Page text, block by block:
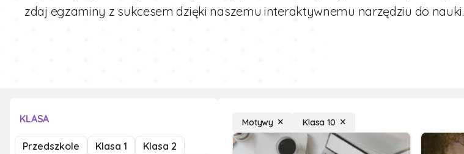
zdaj egzaminy z sukcesem dzięki naszemu interaktywnemu narzędziu do nauki.
KLASA
Przedszkole Klasa 1
Klasa 2
Motywy Klasa 10